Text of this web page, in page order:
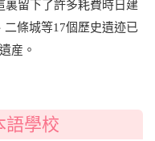
裏留下了許多耗費時日建
條城等17個歷史遺迹已
産。
語學校